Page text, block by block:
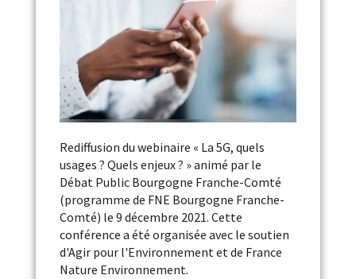
Rediffusion du webinaire « La 5G, quels
usages ? Quels enjeux ? » animé par le
Débat Public Bourgogne Franche-Comté
(programme de FNE Bourgogne Franche-
Comté) le 9 décembre 2021. Cette
conférence a été organisée avec le soutien
d'Agir pour l'Environnement et de France
Nature Environnement.